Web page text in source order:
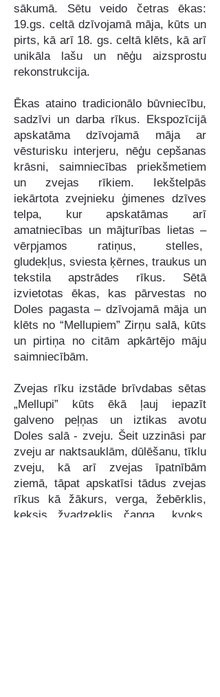
sākumā. Sētu veido četras ēkas:
19.gs. celtā dzīvojamā māja, kūts un
pirts, kā arī 18. gs. celtā klēts, kā arī
unikāla lašu un nēģu aizsprostu
rekonstrukcija.
Ēkas ataino tradicionālo būvniecību,
sadzīvi un darba rīkus. Ekspozīcijā
apskatāma dzīvojamā māja ar
vēsturisku interjeru, nēģu cepšanas
krāsni, saimniecības priekšmetiem
un zvejas rīkiem. Iekštelpās
iekārtota zvejnieku ģimenes dzīves
telpa, kur apskatāmas arī
amatniecības un mājturības lietas –
vērpjamos ratiņus, stelles,
gludekļus, sviesta ķērnes, traukus un
tekstila apstrādes rīkus. Sētā
izvietotas ēkas, kas pārvestas no
Doles pagasta – dzīvojamā māja un
klēts no “Mellupiem” Zirņu salā, kūts
un pirtiņa no citām apkārtējo māju
saimniecībām.
Zvejas rīku izstāde brīvdabas sētas
„Mellupi” kūts ēkā ļauj iepazīt
galveno peļņas un iztikas avotu
Doles salā - zveju. Šeit uzzināsi par
zveju ar naktsauklām, dūlēšanu, tīklu
zveju, kā arī zvejas īpatnībām
ziemā, tāpat apskatīsi tādus zvejas
rīkus kā žākurs, verga, žebērklis,
ķeksis, žvadzeklis, čanga, kvoks,